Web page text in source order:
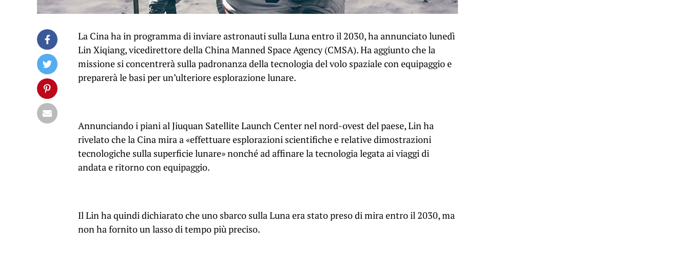
La Cina ha in programma di inviare astronauti sulla Luna entro il 2030, ha annunciato lunedì
Lin Xiqiang, vicedirettore della China Manned Space Agency (CMSA). Ha aggiunto che la
missione si concentrerà sulla padronanza della tecnologia del volo spaziale con equipaggio e
preparerà le basi per un’ulteriore esplorazione lunare.
Annunciando i piani al Jiuquan Satellite Launch Center nel nord-ovest del paese, Lin ha
rivelato che la Cina mira a «effettuare esplorazioni scientifiche e relative dimostrazioni
tecnologiche sulla superficie lunare» nonché ad affinare la tecnologia legata ai viaggi di
andata e ritorno con equipaggio.
Il Lin ha quindi dichiarato che uno sbarco sulla Luna era stato preso di mira entro il 2030, ma
non ha fornito un lasso di tempo più preciso.